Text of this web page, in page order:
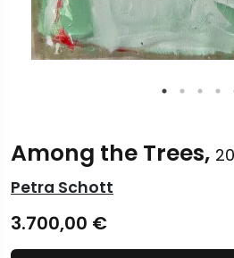
Among the Trees,
Petra Schott
3.700,00 €